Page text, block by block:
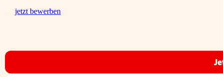
jetzt bewerben